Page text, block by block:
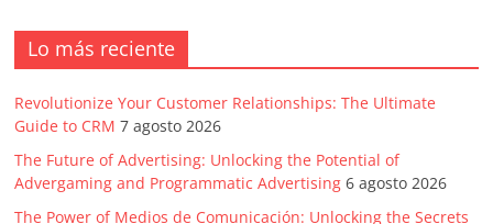
Publicidad
y
Marketing
|
Lo más reciente
Revolutionize Your Customer Relationships: The Ultimate
Guide to CRM 7 agosto 2026
The Future of Advertising: Unlocking the Potential of
Advergaming and Programmatic Advertising 6 agosto 2026
The Power of Medios de Comunicación: Unlocking the Secrets